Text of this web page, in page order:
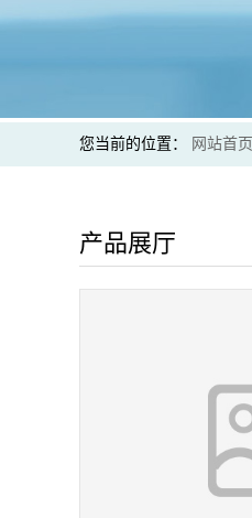
您当前的位置： 网站首页
产品展厅